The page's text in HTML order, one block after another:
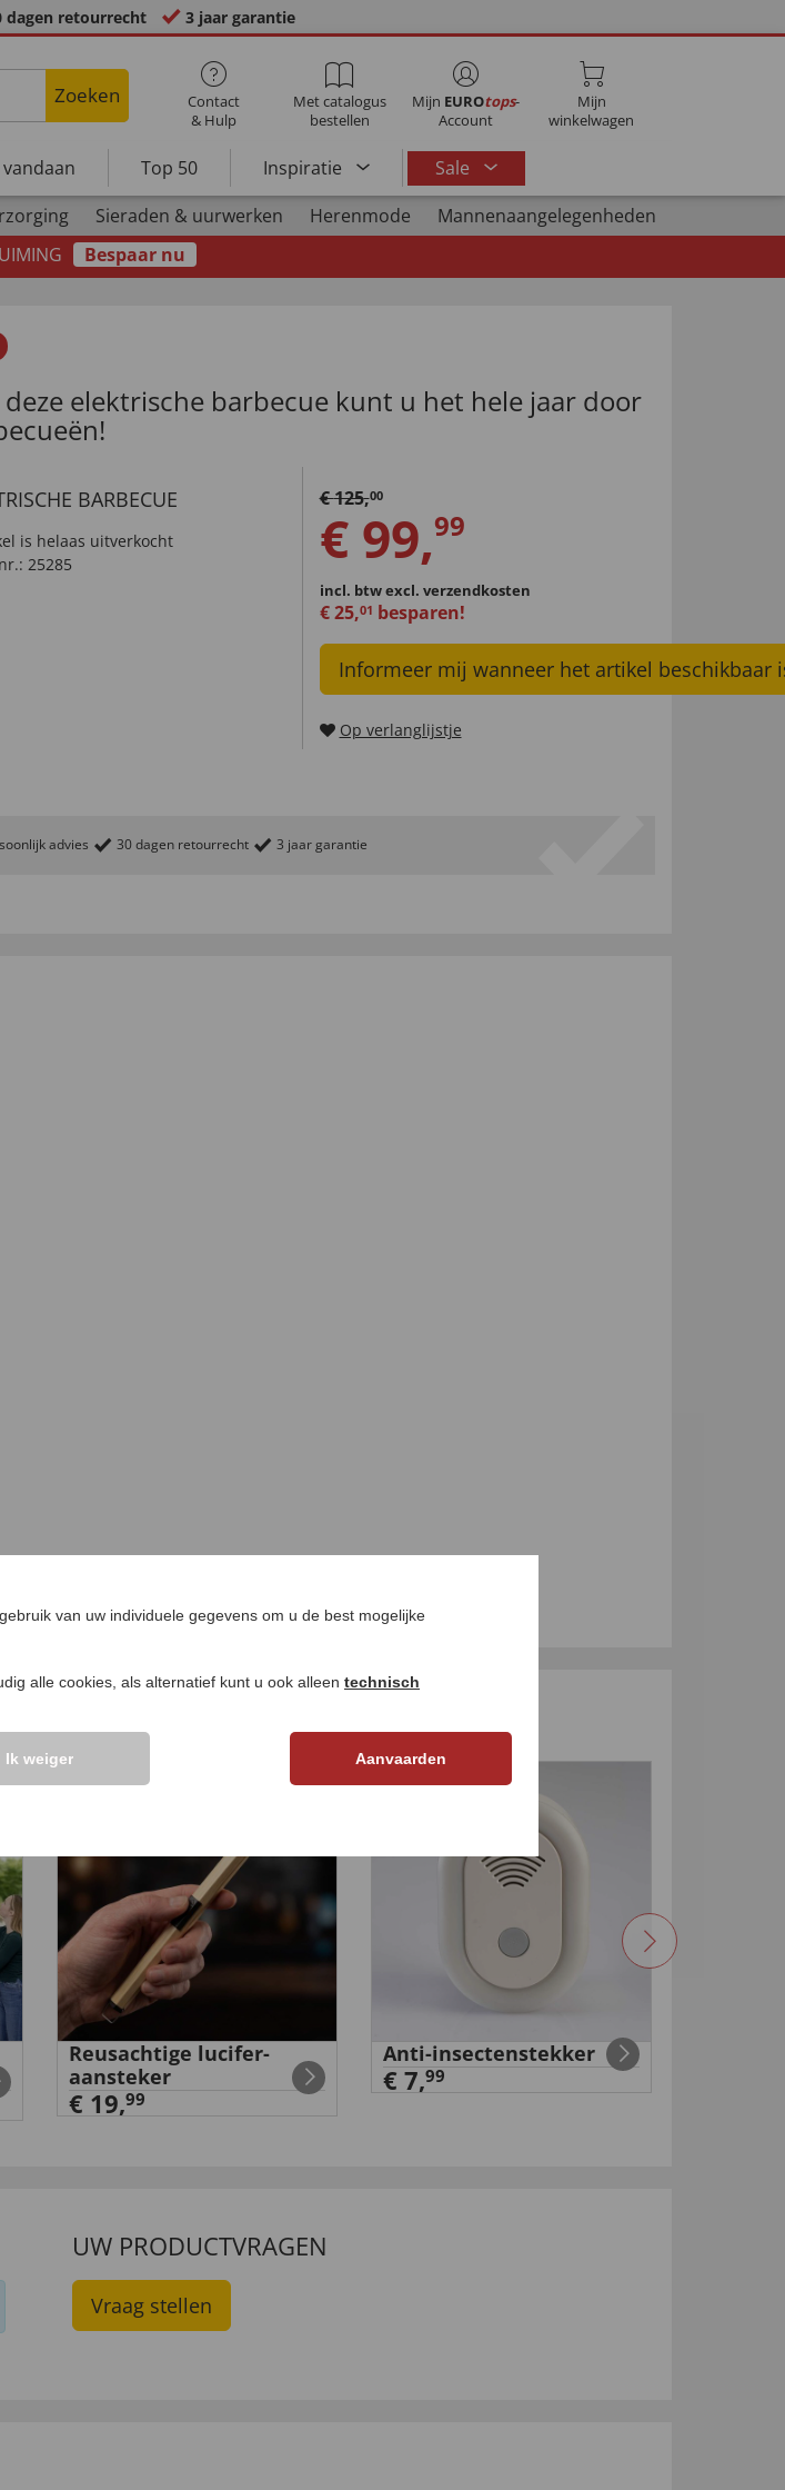
dagen retourrecht 3 jaar garantie
Zoeken
Contact
& Hulp
Met catalogus
bestellen
Mijn EUROtops-
Account
Mijn
winkelwagen
Top 50 Inspiratie
Sale
Sieraden & uurwerken Herenmode
Mannenaangelegenheden
Bespaar nu
elektrische barbecue kunt u het hele jaar door
BARBECUE
is helaas uitverkocht
25285
€125,00
€ 99,99
incl. btwexcl. verzendkosten
€25,01 besparen!
Informeer mij wanneer het artikel beschikbaar
Op verlanglijstje
advies 30 dagen retourrecht 3 jaar garantie
NIEUW
Reusachtige lucifer-
aansteker
€ 19,99
Anti-insectenstekker
€ 7,99
UW PRODUCTVRAGEN
Vraag stellen
van uw individuele gegevens om u de best mogelijke
alle cookies, als alternatief kunt u ook alleen technisch
Ik weiger Aanvaarden